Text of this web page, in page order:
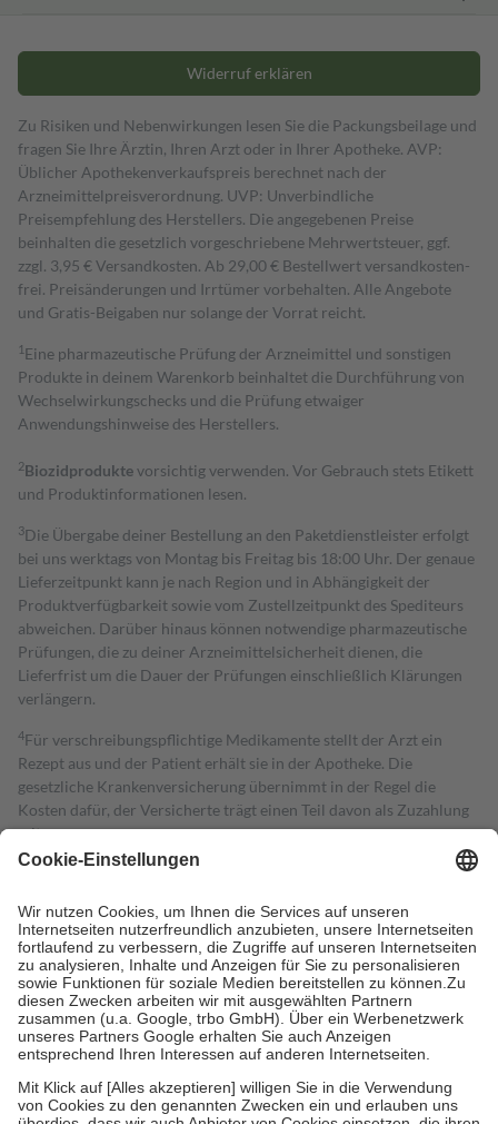
Widerruf erklären
Zu Risiken und Nebenwirkungen lesen Sie die Packungsbeilage und
fragen Sie Ihre Ärztin, Ihren Arzt oder in Ihrer Apotheke. AVP:
Üblicher Apothekenverkaufspreis berechnet nach der
Arzneimittelpreisverordnung. UVP: Unverbindliche
Preisempfehlung des Herstellers. Die angegebenen Preise
beinhalten die gesetzlich vorgeschriebene Mehrwertsteuer, ggf.
zzgl. 3,95 € Versandkosten. Ab 29,00 € Bestell­wert versand­kosten­
frei. Preisänderungen und Irrtümer vorbehalten. Alle Angebote
und Gratis-Beigaben nur solange der Vorrat reicht.
1 Eine pharmazeutische Prüfung der Arzneimittel und sonstigen
Produkte in deinem Warenkorb beinhaltet die Durchführung von
Wechselwirkungschecks und die Prüfung etwaiger
Anwendungshinweise des Herstellers.
2Biozidproduktevorsichtig verwenden. Vor Gebrauch stets Etikett
und Produktinformationen lesen.
3Die Übergabe deiner Bestellung an den Paketdienstleister erfolgt
bei uns werktags von Montag bis Freitag bis 18:00 Uhr. Der genaue
Lieferzeitpunkt kann je nach Region und in Abhängigkeit der
Produktverfügbarkeit sowie vom Zustellzeitpunkt des Spediteurs
abweichen. Darüber hinaus können notwendige pharmazeutische
Prüfungen, die zu deiner Arzneimittelsicherheit dienen, die
Lieferfrist um die Dauer der Prüfungen einschließlich Klärungen
verlängern.
4Für verschreibungspflichtige Medikamente stellt der Arzt ein
Rezept aus und der Patient erhält sie in der Apotheke. Die
gesetzliche Krankenversicherung übernimmt in der Regel die
Kosten dafür, der Versicherte trägt einen Teil davon als Zuzahlung
mit.
Grundsätzlich leisten Mitglieder Zuzahlungen in Höhe von zehn
höchstens zehn Euro.
Es sind jedoch nie mehr als die tatsächlichen
Kosten der Leistung zu entrichten.
Diese Regeln gelten grundsätzlich auch für Online-Apotheken.
Bei Heilmitteln und häuslicher Krankenpflege beträgt die
Zuzahlung zehn Prozent der Kosten sowie zehn Euro je
Verordnung.
Um das Engagement der Versicherten für ihre eigene Gesundheit zu
stärken und die besondere Stellung der Familie zu unterstützen,
fallenkeine Zuzahlungenan bei:
• Kindern und Jugendlichen bis zum vollendeten 18. Lebensjahr